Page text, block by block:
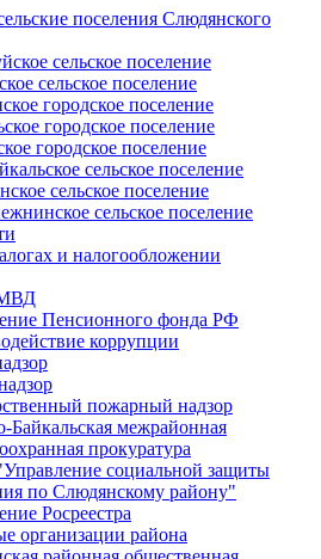
поселения Слюдянского
сельское поселение
сельское поселение
городское поселение
городское поселение
городское поселение
сельское поселение
сельское поселение
сельское поселение
и налогообложении
Пенсионного фонда РФ
коррупции
пожарный надзор
Байкальская межрайонная
прокуратура
социальной защиты
по Слюдянскому району"
Росреестра
организации района